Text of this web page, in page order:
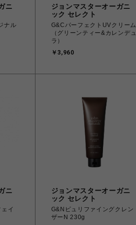
ニ
ナル
ジョンマスターオーガニ
ック セレクト
G&CパーフェクトUVクリーム
（グリーンティー&カレンデュ
ラ）
￥3,960
ニ
イ
ジョンマスターオーガニ
ック セレクト
G&Nピュリファイングクレン
ザーN 230g